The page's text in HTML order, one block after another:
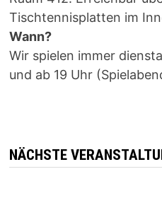
Tischtennisplatten im
Wann?
Wir spielen immer
und ab 19 Uhr
NÄCHSTE